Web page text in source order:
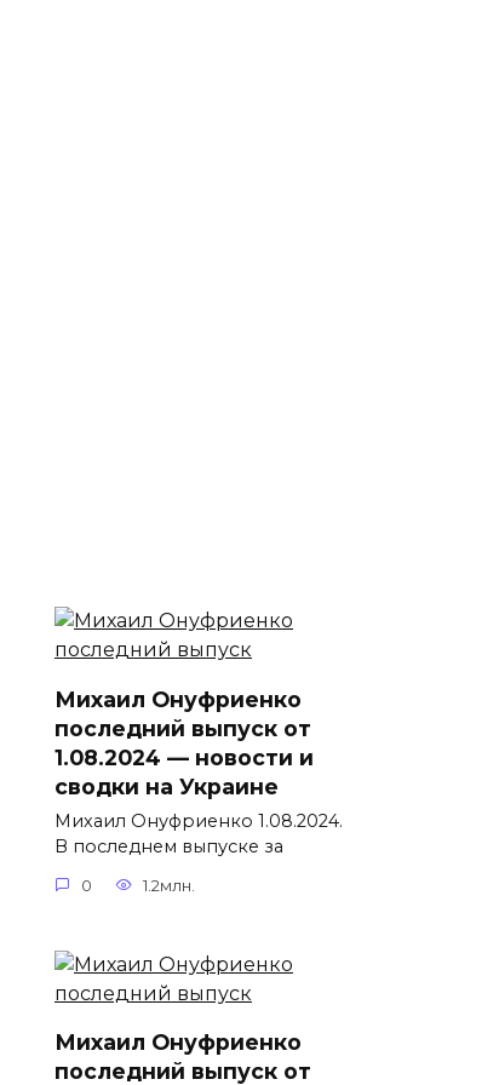
Михаил Онуфриенко
последний выпуск от
1.08.2024 — новости и
сводки на Украине
Михаил Онуфриенко 1.08.2024.
В последнем выпуске за
0 1.2млн.
Михаил Онуфриенко
последний выпуск от